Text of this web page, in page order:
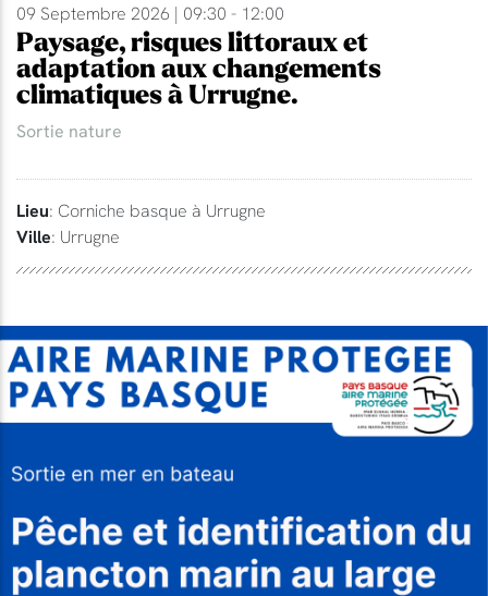
09 Septembre 2026 | 09:30 - 12:00
Paysage, risques littoraux et
adaptation aux changements
climatiques à Urrugne.
Sortie nature
Lieu: Corniche basque à Urrugne
Ville: Urrugne